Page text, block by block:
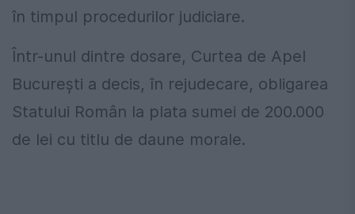
în timpul procedurilor judiciare.
Într-unul dintre dosare, Curtea de Apel
București a decis, în rejudecare, obligarea
Statului Român la plata sumei de 200.000
de lei cu titlu de daune morale.